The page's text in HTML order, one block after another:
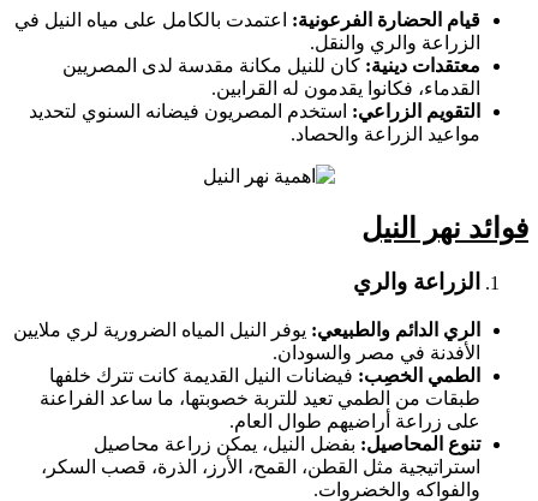
قيام الحضارة الفرعونية: اعتمدت بالكامل على مياه النيل في
الزراعة والري والنقل.
معتقدات دينية: كان للنيل مكانة مقدسة لدى المصريين
القدماء، فكانوا يقدمون له القرابين.
التقويم الزراعي: استخدم المصريون فيضانه السنوي لتحديد
مواعيد الزراعة والحصاد.
فوائد نهر النيل
الزراعة والري
الري الدائم والطبيعي: يوفر النيل المياه الضرورية لري ملايين
الأفدنة في مصر والسودان.
الطمي الخصِب: فيضانات النيل القديمة كانت تترك خلفها
طبقات من الطمي تعيد للتربة خصوبتها، ما ساعد الفراعنة
على زراعة أراضيهم طوال العام.
تنوع المحاصيل: بفضل النيل، يمكن زراعة محاصيل
استراتيجية مثل القطن، القمح، الأرز، الذرة، قصب السكر،
والفواكه والخضروات.